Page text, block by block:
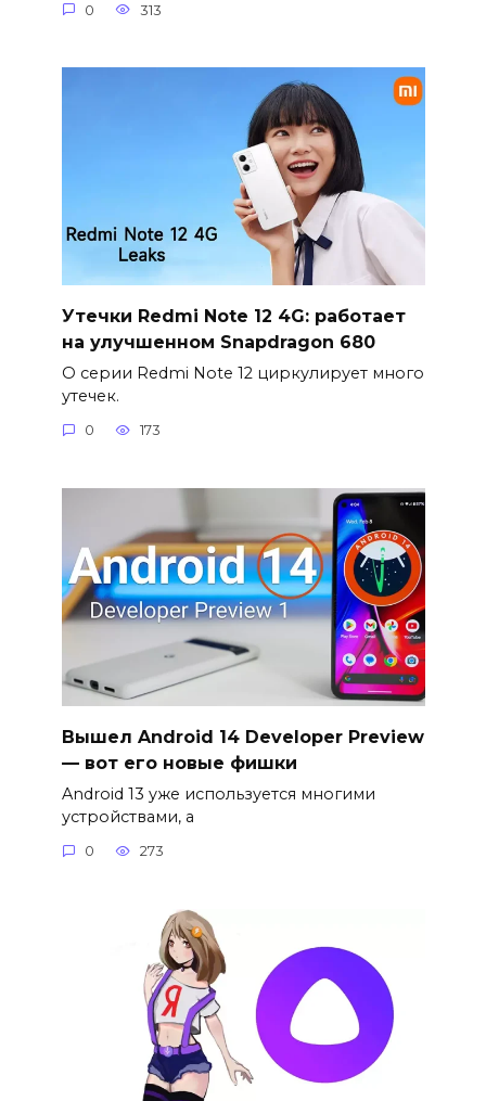
0 313
Утечки Redmi Note 12 4G: работает
на улучшенном Snapdragon 680
О серии Redmi Note 12 циркулирует много
утечек.
0 173
Вышел Android 14 Developer Preview
— вот его новые фишки
Android 13 уже используется многими
устройствами, а
0 273